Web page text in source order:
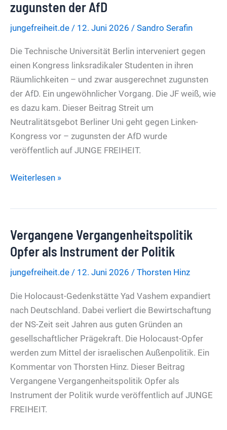
der
AfD
zugunsten der AfD
jungefreiheit.de / 12. Juni 2026 / Sandro Serafin
Die Technische Universität Berlin interveniert gegen
einen Kongress linksradikaler Studenten in ihren
Räumlichkeiten – und zwar ausgerechnet zugunsten
der AfD. Ein ungewöhnlicher Vorgang. Die JF weiß, wie
es dazu kam. Dieser Beitrag Streit um
Neutralitätsgebot Berliner Uni geht gegen Linken-
Kongress vor – zugunsten der AfD wurde
veröffentlich auf JUNGE FREIHEIT.
Streit
Uni
geht
gegen
Linken-
Kongress
–
zugunsten
Weiterlesen »
Vergangene Vergangenheitspolitik
Opfer als Instrument der Politik
jungefreiheit.de / 12. Juni 2026 / Thorsten Hinz
Die Holocaust-Gedenkstätte Yad Vashem expandiert
nach Deutschland. Dabei verliert die Bewirtschaftung
der NS-Zeit seit Jahren aus guten Gründen an
gesellschaftlicher Prägekraft. Die Holocaust-Opfer
werden zum Mittel der israelischen Außenpolitik. Ein
Kommentar von Thorsten Hinz. Dieser Beitrag
Vergangene Vergangenheitspolitik Opfer als
Instrument der Politik wurde veröffentlich auf JUNGE
FREIHEIT.